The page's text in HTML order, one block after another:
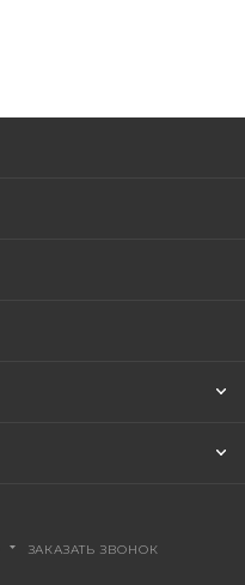
ЗАКАЗАТЬ ЗВОНОК